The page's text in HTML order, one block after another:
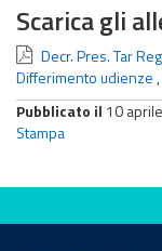
Scarica gli
Decr. Pres. Tar
Differimento udienze ,
Pubblicato il 10
Stampa
Valuta